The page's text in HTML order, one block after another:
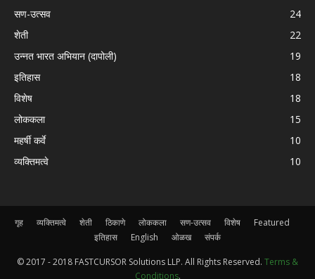
सण-उत्सव
24
शेती
22
उन्नत भारत अभियान (दापोली)
19
इतिहास
18
विशेष
18
लोककला
15
महर्षी कर्वे
10
व्यक्तिमत्वे
10
गृह व्यक्तिमत्वे शेती ठिकाणे लोककला सण-उत्सव विशेष
Featured
इतिहास
English ओळख संपर्क
© 2017 - 2018 FASTCURSOR Solutions LLP. All Rights Reserved. Terms &
Conditions.